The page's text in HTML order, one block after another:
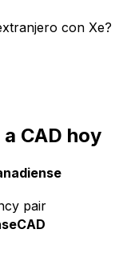
con Xe?
CAD hoy
pair
CAD